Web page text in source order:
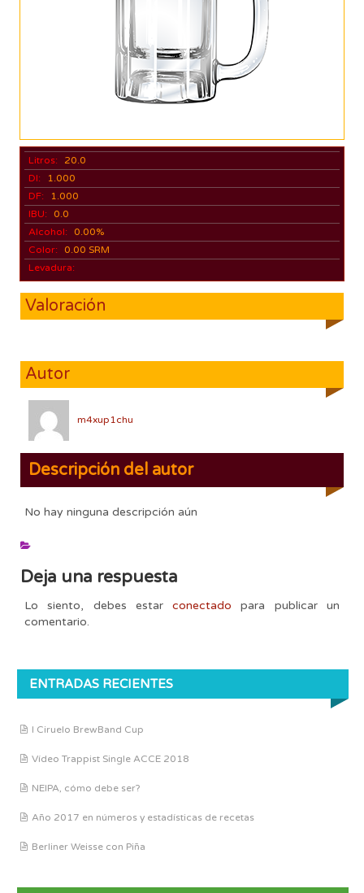
Litros:
20.0
DI:
1.000
DF:
1.000
IBU:
0.0
Alcohol:
0.00%
Color:
0.00 SRM
Levadura:
Valoración
Autor
m4xup1chu
Descripción del autor
No hay ninguna descripción aún
Deja una respuesta
Lo siento, debes estarconectado para publicar un
comentario.
ENTRADAS RECIENTES
I Ciruelo BrewBand Cup
Vídeo Trappist Single ACCE 2018
NEIPA, cómo debe ser?
Año 2017 en números y estadísticas de recetas
Berliner Weisse con Piña